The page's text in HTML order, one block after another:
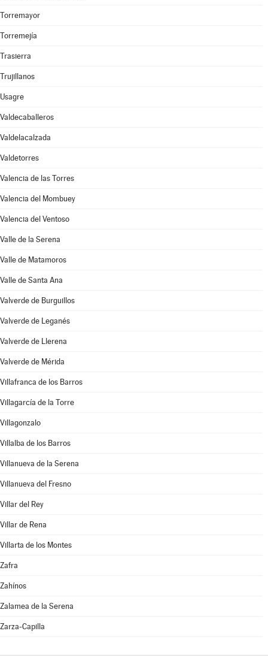
Torremayor
Torremejía
Trasierra
Trujillanos
Usagre
Valdecaballeros
Valdelacalzada
Valdetorres
Valencia de las Torres
Valencia del Mombuey
Valencia del Ventoso
Valle de la Serena
Valle de Matamoros
Valle de Santa Ana
Valverde de Burguillos
Valverde de Leganés
Valverde de Llerena
Valverde de Mérida
Villafranca de los Barros
Villagarcía de la Torre
Villagonzalo
Villalba de los Barros
Villanueva de la Serena
Villanueva del Fresno
Villar del Rey
Villar de Rena
Villarta de los Montes
Zafra
Zahínos
Zalamea de la Serena
Zarza-Capilla